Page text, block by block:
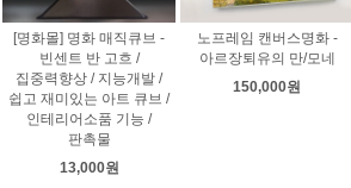
[명화몰] 명화 매직큐브 -
빈센트 반 고흐 /
집중력향상 / 지능개발 /
쉽고 재미있는 아트 큐브 /
인테리어소품 기능 /
판촉물
13,000원
노프레임 캔버스명화 -
아르장퇴유의 만/모네
150,000원